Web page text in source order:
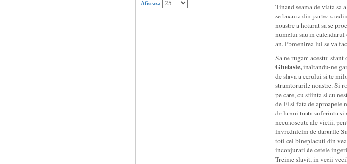
Afiseaza
Tinand seama de viata sa
se bucura din partea
noastre a hotarat sa se
numelui sau in calendarul
an. Pomenirea lui se va
Sa ne rugam acestui
Ghelasie,inaltandu-ne
de slava a cerului si te
stramtorarile noastre. Si
pe care, cu stiinta si cu
de El si fata de aproapele
de la noi toata suferinta
necunoscute ale vietii,
invrednicim de darurile
toti cei bineplacuti din
inconjurati de cetele
Treime slavit, in vecii